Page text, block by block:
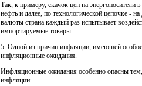
Так, к примеру, скачок цен на
нефть и далее, по технологической цепочке -
валюты страна каждый раз испытывает
импортируемые товары.
5. Одной из причин инфляции, имеющей особое
инфляционные ожидания.
Инфляционные ожидания особенно опасны
инфляции.